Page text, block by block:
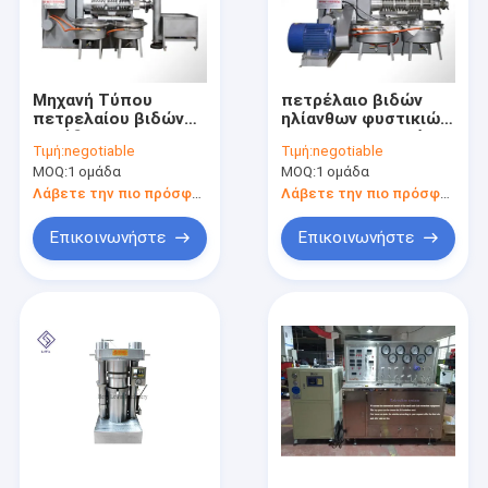
Σπίτι
Προϊόντα
Μηχανή Τύπου
πετρελαίου βιδών
Squeezer
περιστροφής/λεπτό
κενών φίλτρων 100-
Τιμή:negotiable
MOQ:1 ομάδα
Λάβετε την πιο πρόσφατη τιμή
Επικοινωνήστε
πετρέλαιο βιδών
ηλίανθων φυστικιών
ποιοτική χαμηλή
τιμή για την πώληση
Τιμή:negotiable
MOQ:1 ομάδα
Επικοινωνήστε